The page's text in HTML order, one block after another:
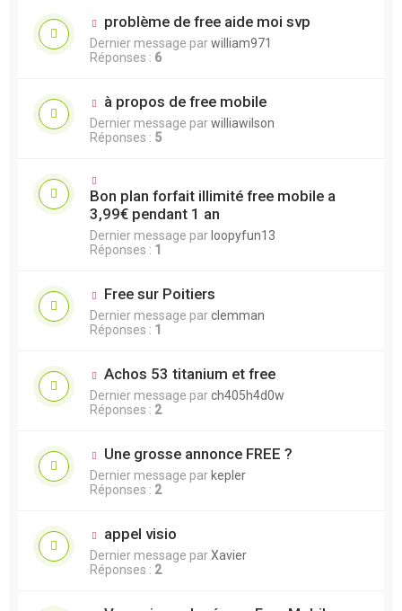
problème de free aide moi svp
Dernier message parwilliam971
Réponses : 6
à propos de free mobile
Dernier message parwilliawilson
Réponses : 5
Bon plan forfait illimité free mobile a
3,99€ pendant 1 an
Dernier message parloopyfun13
Réponses : 1
Free sur Poitiers
Dernier message parclemman
Réponses : 1
Achos 53 titanium et free
Dernier message parch405h4d0w
Réponses : 2
Une grosse annonce FREE ?
Dernier message parkepler
Réponses : 2
appel visio
Dernier message parXavier
Réponses : 2